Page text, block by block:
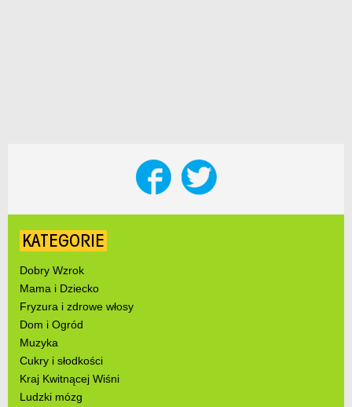
KATEGORIE
Dobry Wzrok
Mama i Dziecko
Fryzura i zdrowe włosy
Dom i Ogród
Muzyka
Cukry i słodkości
Kraj Kwitnącej Wiśni
Ludzki mózg